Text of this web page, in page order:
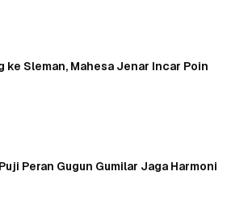
ke Sleman, Mahesa Jenar Incar Poin
Peran Gugun Gumilar Jaga Harmoni